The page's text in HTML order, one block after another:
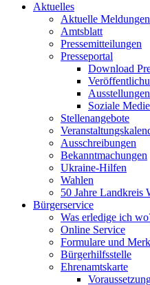
Aktuelles
Aktuelle Meldungen
Amtsblatt
Pressemitteilungen
Presseportal
Download
Ausstellungen
Soziale
Stellenangebote
Ausschreibungen
Bekanntmachungen
Ukraine-Hilfen
Wahlen
50 Jahre Landkreis
Bürgerservice
Was erledige ich
Online Service
Formulare und
Bürgerhilfsstelle
Ehrenamtskarte